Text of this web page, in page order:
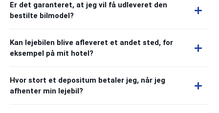
Er det garanteret, at jeg vil få udleveret den
bestilte bilmodel?
Kan lejebilen blive afleveret et andet sted, for
eksempel på mit hotel?
Hvor stort et depositum betaler jeg, når jeg
afhenter min lejebil?